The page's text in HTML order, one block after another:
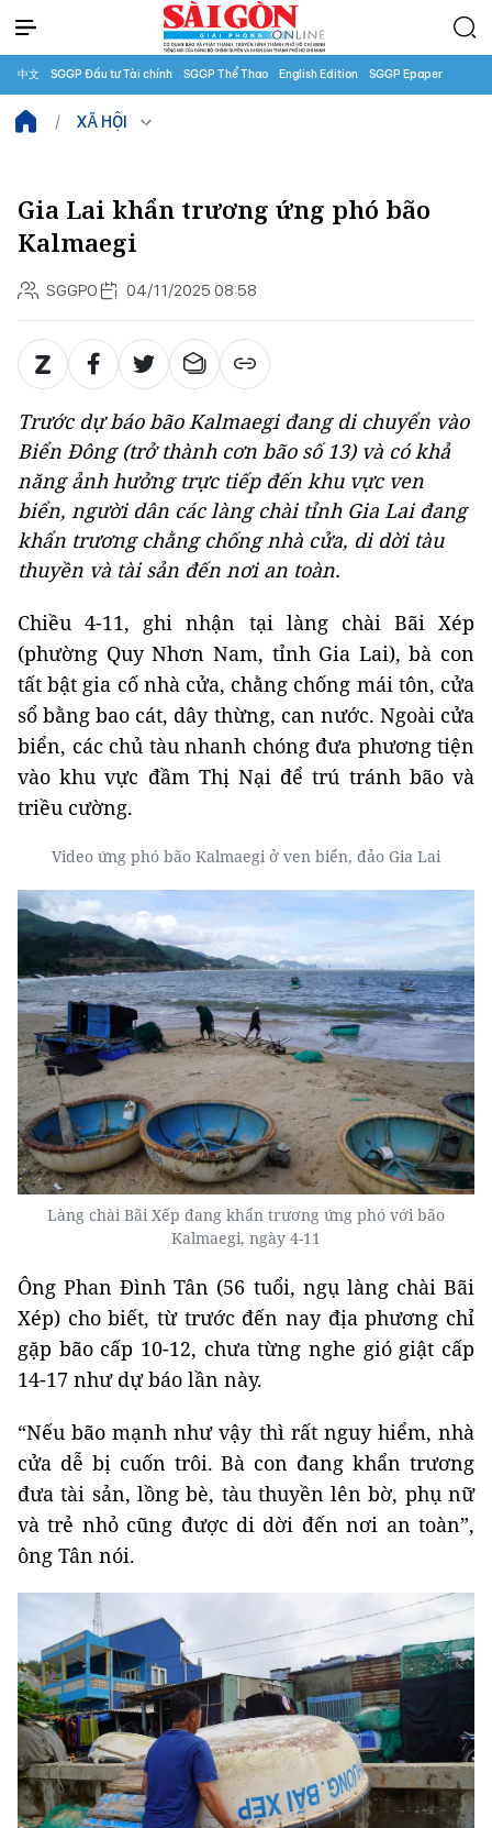
中文 SGGP Đầu tư Tài chính SGGP Thể Thao English Edition SGGP Epaper
XÃ HỘI
Gia Lai khẩn trương ứng phó bão
Kalmaegi
SGGPO 04/11/2025 08:58
Trước dự báo bão Kalmaegi đang di chuyển vào
Biển Đông (trở thành cơn bão số 13) và có khả
năng ảnh hưởng trực tiếp đến khu vực ven
biển, người dân các làng chài tỉnh Gia Lai đang
khẩn trương chằng chống nhà cửa, di dời tàu
thuyền và tài sản đến nơi an toàn.
Chiều 4-11, ghi nhận tại làng chài Bãi Xép
(phường Quy Nhơn Nam, tỉnh Gia Lai), bà con
tất bật gia cố nhà cửa, chằng chống mái tôn, cửa
sổ bằng bao cát, dây thừng, can nước. Ngoài cửa
biển, các chủ tàu nhanh chóng đưa phương tiện
vào khu vực đầm Thị Nại để trú tránh bão và
triều cường.
Video ứng phó bão Kalmaegi ở ven biển, đảo Gia Lai
Làng chài Bãi Xếp đang khẩn trương ứng phó với bão
Kalmaegi, ngày 4-11
Ông Phan Đình Tân (56 tuổi, ngụ làng chài Bãi
Xép) cho biết, từ trước đến nay địa phương chỉ
gặp bão cấp 10-12, chưa từng nghe gió giật cấp
14-17 như dự báo lần này.
“Nếu bão mạnh như vậy thì rất nguy hiểm, nhà
cửa dễ bị cuốn trôi. Bà con đang khẩn trương
đưa tài sản, lồng bè, tàu thuyền lên bờ, phụ nữ
và trẻ nhỏ cũng được di dời đến nơi an toàn”,
ông Tân nói.